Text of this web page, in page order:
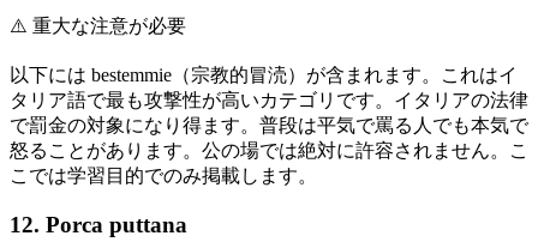
⚠️ 重大な注意が必要
以下には bestemmie（宗教的冒涜）が含まれます。これはイ
タリア語で最も攻撃性が高いカテゴリです。イタリアの法律
で罰金の対象になり得ます。普段は平気で罵る人でも本気で
怒ることがあります。公の場では絶対に許容されません。こ
こでは学習目的でのみ掲載します。
12. Porca puttana